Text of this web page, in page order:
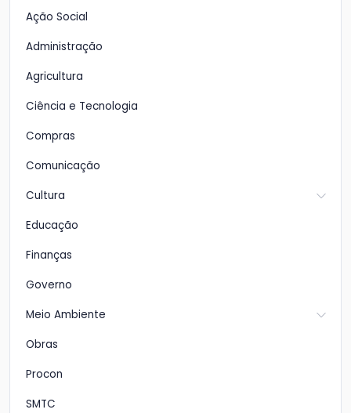
Ação Social
Administração
Agricultura
Ciência e Tecnologia
Compras
Comunicação
Cultura
Educação
Finanças
Governo
Meio Ambiente
Obras
Procon
SMTC